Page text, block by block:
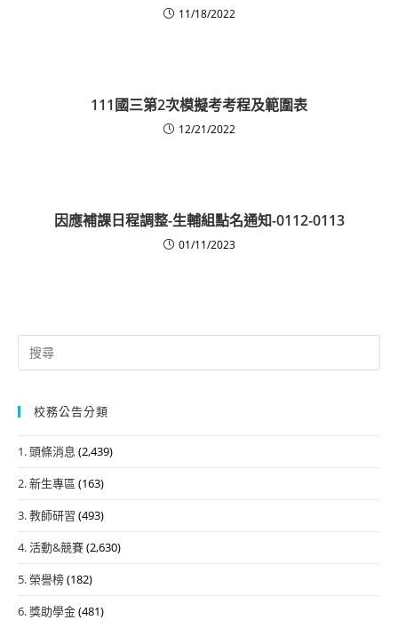
11/18/2022
111國三第2次模擬考考程及範圍表
12/21/2022
因應補課日程調整-生輔組點名通知-0112-0113
01/11/2023
Search
for:
校務公告分類
1. 頭條消息 (2,439)
2. 新生專區 (163)
3. 教師研習 (493)
4. 活動&競賽(2,630)
5. 榮譽榜(182)
6. 獎助學金(481)